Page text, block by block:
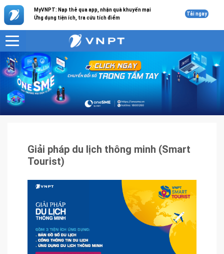
MyVNPT: Nạp thẻ qua app, nhận quà khuyến mại
Ứng dụng tiện ích, tra cứu tích điểm
Tải ngay
VNPT
Sản phẩm - Dịch vụ
Giải pháp du lịch thông minh (Smart Tourist)
Giải pháp du lịch thông minh (Smart
Tourist)